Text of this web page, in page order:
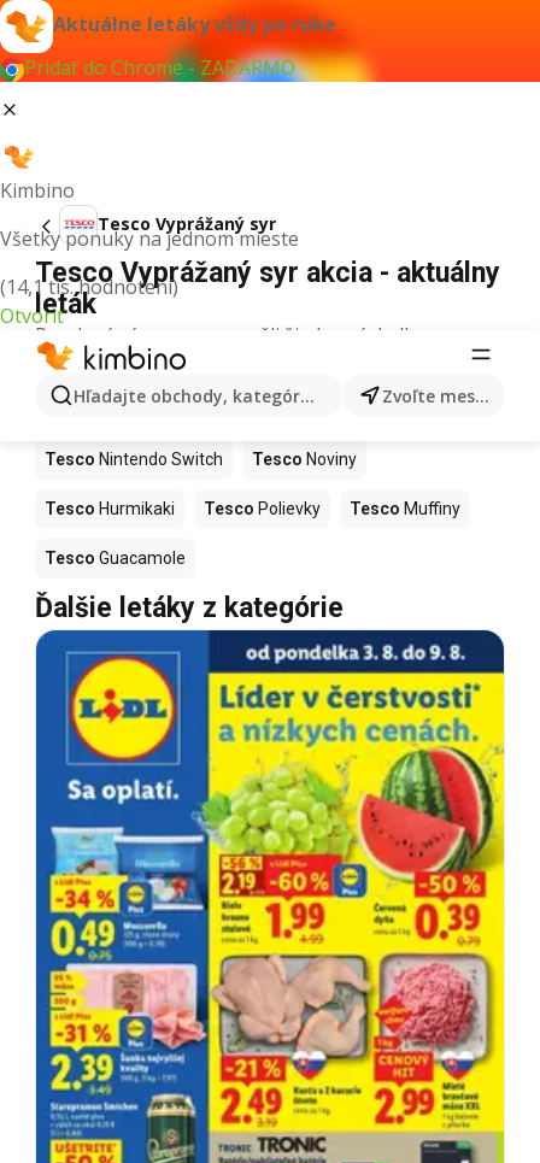
Aktuálne letáky vždy po ruke
Pridať do Chrome - ZADARMO
Kimbino
Všetky ponuky na jednom mieste
(14,1 tis. hodnotení)
Otvoriť
Hľadajte obchody, kategórie, produkty... Zvoľte mesto
Tesco Vyprážaný syr
Tesco Vyprážaný syr akcia - aktuálny
leták
Pre daný výraz sme nenašli žiadne výsledky.
Ďalšie produkty v obchodoch Tesco
Tesco Kapor Tesco Ashwagandha
Tesco Nintendo Switch Tesco Noviny
Tesco Hurmikaki Tesco Polievky Tesco Muffiny
Tesco Guacamole
Ďalšie letáky z kategórie